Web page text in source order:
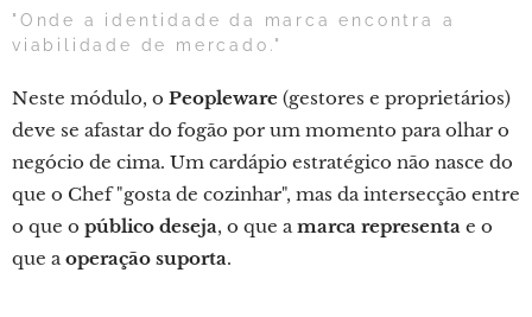
"Onde a identidade da marca encontra a
viabilidade de mercado."
Neste módulo, o Peopleware (gestores e proprietários)
deve se afastar do fogão por um momento para olhar o
negócio de cima. Um cardápio estratégico não nasce do
que o Chef "gosta de cozinhar", mas da intersecção entre
o que o público deseja, o que amarca representa e o
que aoperação suporta.